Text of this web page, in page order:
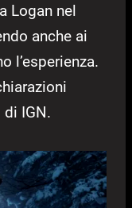
Logan nel
anche ai
l’esperienza.
IGN.